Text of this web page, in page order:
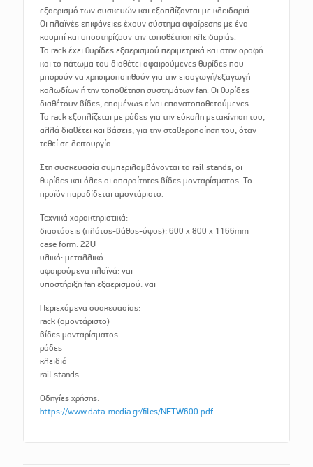
εξαερισμό των συσκευών και εξοπλίζονται με κλειδαριά.
Οι πλαϊνές επιφάνειες έχουν σύστημα αφαίρεσης με ένα
κουμπί και υποστηρίζουν την τοποθέτηση κλειδαριάς.
Το rack έχει θυρίδες εξαερισμού περιμετρικά και στην οροφή
και το πάτωμα του διαθέτει αφαιρούμενες θυρίδες που
μπορούν να χρησιμοποιηθούν για την εισαγωγή/εξαγωγή
καλωδίων ή την τοποθέτηση συστημάτων fan. Οι θυρίδες
διαθέτουν βίδες, επομένως είναι επανατοποθετούμενες.
Το rack εξοπλίζεται με ρόδες για την εύκολη μετακίνηση του,
αλλά διαθέτει και βάσεις, για την σταθεροποίηση του, όταν
τεθεί σε λειτουργία.
Στη συσκευασία συμπεριλαμβάνονται τα rail stands, οι
θυρίδες και όλες οι απαραίτητες βίδες μονταρίσματος. Το
προϊόν παραδίδεται αμοντάριστο.
Τεχνικά χαρακτηριστικά:
διαστάσεις (πλάτος-βάθος-ύψος): 600 x 800 x 1166mm
case form: 22U
υλικό: μεταλλικό
αφαιρούμενα πλαϊνά: ναι
υποστήριξη fan εξαερισμού: ναι
Περιεχόμενα συσκευασίας:
rack (αμοντάριστο)
βίδες μονταρίσματος
ρόδες
κλειδιά
rail stands
Οδηγίες χρήσης:
https://www.data-media.gr/files/NETW600.pdf